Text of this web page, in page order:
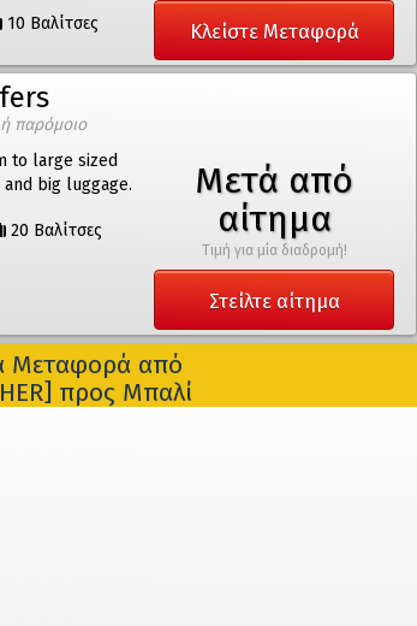
10 Βαλίτσες Κλείστε Μεταφορά
ή παρόμοιο
to large sized
big luggage.
20 Βαλίτσες
Μετά από
αίτημα
Τιμή για μία διαδρομή!
Στείλτε αίτημα
Μεταφορά από
προς Μπαλί